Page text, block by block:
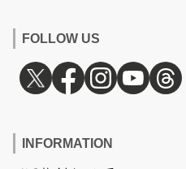
FOLLOW US
INFORMATION